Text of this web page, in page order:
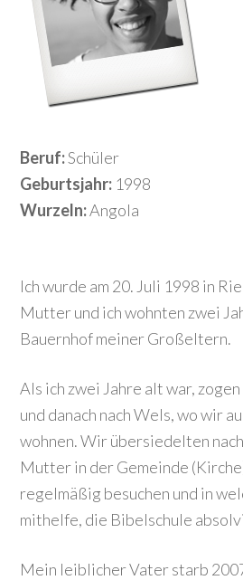
Beruf:Schüler
Geburtsjahr: 1998
Wurzeln:Angola
Ich wurde am 20. Juli 1998 in
Mutter und ich wohnten zwei
Bauernhof meiner Großeltern.
Als ich zwei Jahre alt war,
und danach nach Wels, wo wir
wohnen. Wir übersiedelten
Mutter in der Gemeinde
regelmäßig besuchen und in
mithelfe, die Bibelschule
Mein leiblicher Vater starb